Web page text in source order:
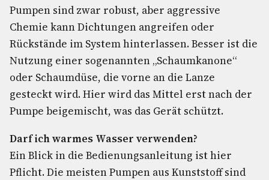
Pumpen sind zwar robust, aber aggressive
Chemie kann Dichtungen angreifen oder
Rückstände im System hinterlassen. Besser ist die
Nutzung einer sogenannten „Schaumkanone“
oder Schaumdüse, die vorne an die Lanze
gesteckt wird. Hier wird das Mittel erst nach der
Pumpe beigemischt, was das Gerät schützt.
Darf ich warmes Wasser verwenden?
Ein Blick in die Bedienungsanleitung ist hier
Pflicht. Die meisten Pumpen aus Kunststoff sind